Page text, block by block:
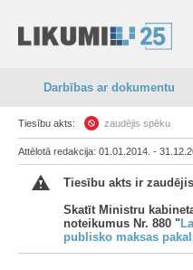
Darbības ar dokumentu
Tiesību akts: zaudējis spēku
Attēlotā redakcija: 01.01.2014. -
Tiesību akts ir
Skatīt Ministru
noteikumus Nr. 880 "
publisko maksas